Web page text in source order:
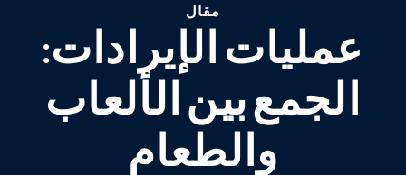
مقال
عمليات الإيرادات:
الجمع بين الألعاب
والطعام